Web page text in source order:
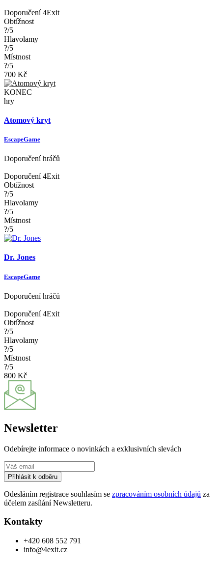
Doporučení 4Exit
Obtížnost
?/5
Hlavolamy
?/5
Místnost
?/5
700 Kč
KONEC
hry
Atomový kryt
EscapeGame
Doporučení hráčů
Doporučení 4Exit
Obtížnost
?/5
Hlavolamy
?/5
Místnost
?/5
Dr. Jones
EscapeGame
Doporučení hráčů
Doporučení 4Exit
Obtížnost
?/5
Hlavolamy
?/5
Místnost
?/5
800 Kč
Newsletter
Odebírejte informace o novinkách a exklusivních slevách
Přihlásit k odběru
Odesláním registrace souhlasím se zpracováním osobních údajů za
účelem zasílání Newsletteru.
Kontakty
+420 608 552 791
info@4exit.cz